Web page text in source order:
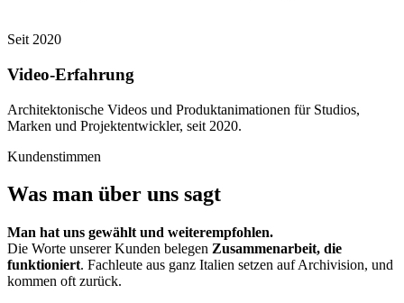
Seit 2020
Video-Erfahrung
Architektonische Videos und Produktanimationen für Studios,
Marken und Projektentwickler, seit 2020.
Kundenstimmen
Was man über uns sagt
Man hat uns gewählt und weiterempfohlen.
Die Worte unserer Kunden belegen Zusammenarbeit, die
funktioniert. Fachleute aus ganz Italien setzen auf Archivision, und
kommen oft zurück.